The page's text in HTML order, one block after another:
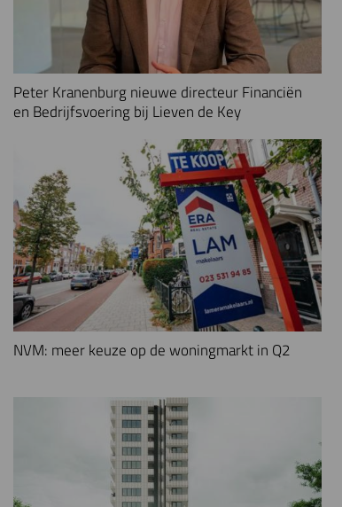
Peter Kranenburg nieuwe directeur Financiën
en Bedrijfsvoering bij Lieven de Key
NVM: meer keuze op de woningmarkt in Q2